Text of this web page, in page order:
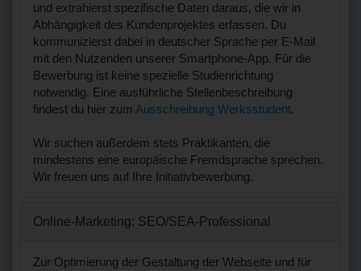
und extrahierst spezifische Daten daraus, die wir in
Abhängigkeit des Kundenprojektes erfassen. Du
kommunizierst dabei in deutscher Sprache per E-Mail
mit den Nutzenden unserer Smartphone-App. Für die
Bewerbung ist keine spezielle Studienrichtung
notwendig. Eine ausführliche Stellenbeschreibung
findest du hier zum Ausschreibung Werksstudent.
Wir suchen außerdem stets Praktikanten, die
mindestens eine europäische Fremdsprache sprechen.
Wir freuen uns auf Ihre Initiativbewerbung.
Online-Marketing: SEO/SEA-Professional
Zur Optimierung der Gestaltung der Webseite und für